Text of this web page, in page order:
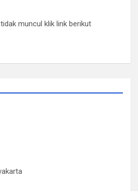
muncul klik link berikut